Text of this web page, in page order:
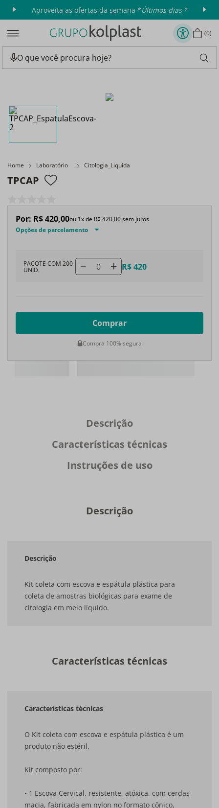
Aproveita as ofertas da semana *Últimos dias *
0
Home Laboratório Citologia_Liquida
TPCAP
Por: R$420,00ou 1x de R$ 420,00sem juros
Opções de parcelamento
PACOTE COM 200
UNID. 0 R$ 420
Comprar
Compra 100% segura
Descrição
Características técnicas
Instruções de uso
Descrição
Descrição
Kit coleta com escova e espátula plástica para
coleta de amostras biológicas para exame de
citologia em meio líquido.
Características técnicas
Características técnicas
O Kit coleta com escova e espátula plástica é um
produto não estéril.
Kit composto por:
• 1 Escova Cervical, resistente, atóxica, com cerdas
macia, fabricada em nylon no formato cônico,